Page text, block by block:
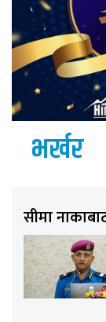
भर्खर
सीमा